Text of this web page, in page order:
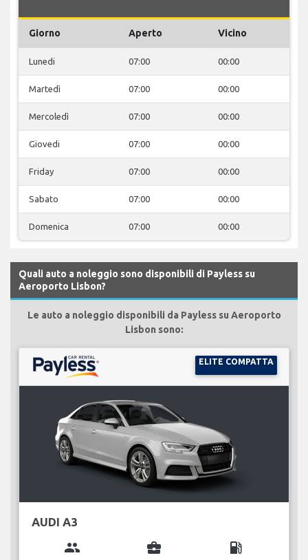
Giorno Aperto Vicino
Lunedi 07:00 00:00
Martedì 07:00 00:00
Mercoledì 07:00 00:00
Giovedi 07:00 00:00
Friday 07:00 00:00
Sabato 07:00 00:00
Domenica 07:00 00:00
Quali auto a noleggio sono disponibili di Payless su
Aeroporto Lisbon?
Le auto a noleggio disponibili da Payless su Aeroporto
Lisbon sono:
ELITE COMPATTA
AUDI A3
group business_center local_gas_station